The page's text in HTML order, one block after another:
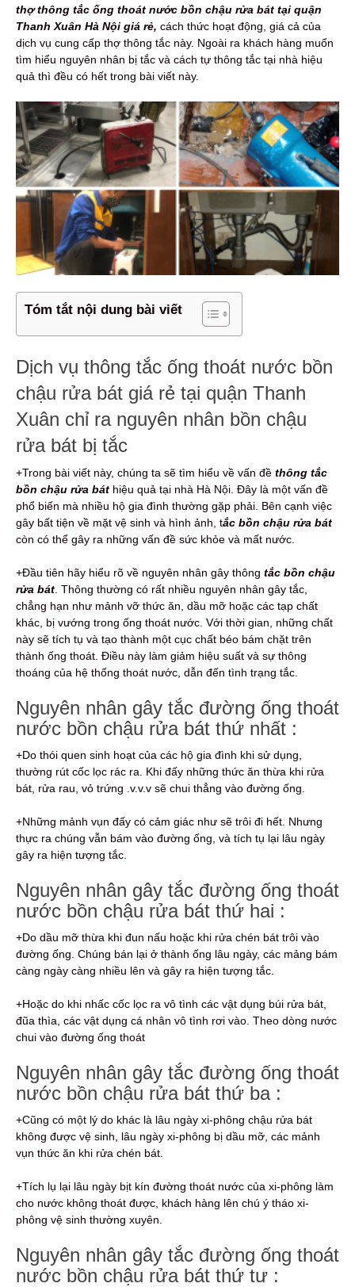
thợ thông tắc ống thoát nước bồn chậu rửa bát tại quận
Thanh Xuân Hà Nội giá rẻ, cách thức hoạt động, giá cả của
dịch vụ cung cấp thợ thông tắc này. Ngoài ra khách hàng muốn
tìm hiểu nguyên nhân bị tắc và cách tự thông tắc tại nhà hiệu
quả thì đều có hết trong bài viết này.
Tóm tắt nội dung bài viết
Dịch vụ thông tắc ống thoát nước bồn
chậu rửa bát giá rẻ tại quận Thanh
Xuân chỉ ra nguyên nhân bồn chậu
rửa bát bị tắc
+Trong bài viết này, chúng ta sẽ tìm hiểu về vấn đề thông tắc
bồn chậu rửa bát hiệu quả tại nhà Hà Nội. Đây là một vấn đề
phổ biến mà nhiều hộ gia đình thường gặp phải. Bên cạnh việc
gây bất tiện về mặt vệ sinh và hình ảnh, tắc bồn chậu rửa bát
còn có thể gây ra những vấn đề sức khỏe và mất nước.
+Đầu tiên hãy hiểu rõ về nguyên nhân gây thông tắc bồn chậu
rửa bát . Thông thường có rất nhiều nguyên nhân gây tắc,
chẳng hạn như mảnh vỡ thức ăn, dầu mỡ hoặc các tạp chất
khác, bị vướng trong ống thoát nước. Với thời gian, những chất
này sẽ tích tụ và tạo thành một cục chất béo bám chặt trên
thành ống thoát. Điều này làm giảm hiệu suất và sự thông
thoáng của hệ thống thoát nước, dẫn đến tình trạng tắc.
Nguyên nhân gây tắc đường ống thoát
nước bồn chậu rửa bát thứ nhất :
+Do thói quen sinh hoạt của các hộ gia đình khi sử dụng,
thường rút cốc lọc rác ra. Khi đấy những thức ăn thừa khi rửa
bát, rửa rau, vỏ trứng .v.v.v sẽ chui thẳng vào đường ống.
+Những mảnh vụn đấy có cảm giác như sẽ trôi đi hết. Nhưng
thực ra chúng vẫn bám vào đường ống, và tích tụ lại lâu ngày
gây ra hiện tượng tắc.
Nguyên nhân gây tắc đường ống thoát
nước bồn chậu rửa bát thứ hai :
+Do dầu mỡ thừa khi đun nấu hoặc khi rửa chén bát trôi vào
đường ống. Chúng bán lại ở thành ống lâu ngày, các mảng bám
càng ngày càng nhiều lên và gây ra hiện tượng tắc.
+Hoặc do khi nhấc cốc lọc ra vô tình các vật dụng búi rửa bát,
đũa thìa, các vật dụng cá nhân vô tình rơi vào. Theo dòng nước
chui vào đường ống thoát
Nguyên nhân gây tắc đường ống thoát
nước bồn chậu rửa bát thứ ba :
+Cũng có một lý do khác là lâu ngày xi-phông chậu rửa bát
không được vệ sinh, lâu ngày xi-phông bị dầu mỡ, các mảnh
vụn thức ăn khi rửa chén bát.
+Tích lụ lại lâu ngày bịt kín đường thoát nước của xi-phông làm
cho nước không thoát được, khách hàng lên chú ý tháo xi-
phông vệ sinh thường xuyên.
Nguyên nhân gây tắc đường ống thoát
nước bồn chậu rửa bát thứ tư :